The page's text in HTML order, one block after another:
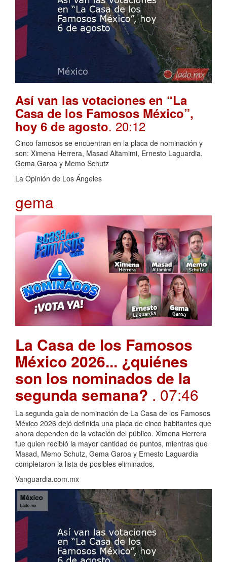
Así van las votaciones en “La
Casa de los Famosos México”,
hoy 6 de agosto. 20:12
Cinco famosos se encuentran en la placa de nominación y
son: Ximena Herrera, Masad Altamimi, Ernesto Laguardia,
Gema Garoa y Memo Schutz
La Opinión de Los Ángeles
gema
La Casa de los Famosos
México 2026... ¿quiénes
son los nominados de la
segunda semana? . 07:46
La segunda gala de nominación de La Casa de los Famosos
México 2026 dejó definida una placa de cinco habitantes que
ahora dependen de la votación del público. Ximena Herrera
fue quien recibió la mayor cantidad de puntos, mientras que
Masad, Memo Schutz, Gema Garoa y Ernesto Laguardia
completaron la lista de posibles eliminados.
Vanguardia.com.mx